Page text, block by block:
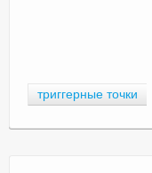
триггерные точки